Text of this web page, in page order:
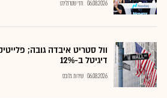
06.08.2026 חזי שטרנליכט
דיגיטל ב-12%
06.08.2026 שירות גלובס